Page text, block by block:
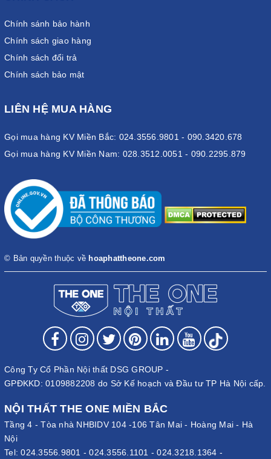
Chính sánh bảo hành
Chính sách giao hàng
Chính sách đổi trả
Chính sách bảo mật
LIÊN HỆ MUA HÀNG
Gọi mua hàng KV Miền Bắc: 024.3556.9801 - 090.3420.678
Gọi mua hàng KV Miền Nam: 028.3512.0051 - 090.2295.879
© Bản quyền thuộc về hoaphattheone.com
Công Ty Cổ Phần Nội thất DSG GROUP -
GPĐKKD: 0109882208 do Sở Kế hoạch và Đầu tư TP Hà Nội cấp.
NỘI THẤT THE ONE MIỀN BẮC
Tầng 4 - Tòa nhà NHBIDV 104 -106 Tân Mai - Hoàng Mai - Hà
Nội
Tel:024.3556.9801 -024.3556.1101 -024.3218.1364 -